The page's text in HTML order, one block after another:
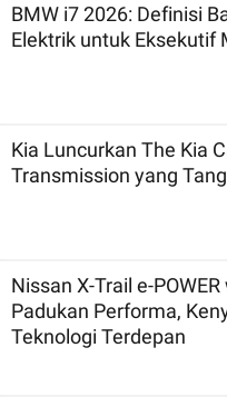
BMW i7 2026: Definisi
Elektrik untuk Eksekutif
Kia Luncurkan The Kia
Transmission yang
Nissan X-Trail e-
Padukan Performa,
Teknologi Terdepan